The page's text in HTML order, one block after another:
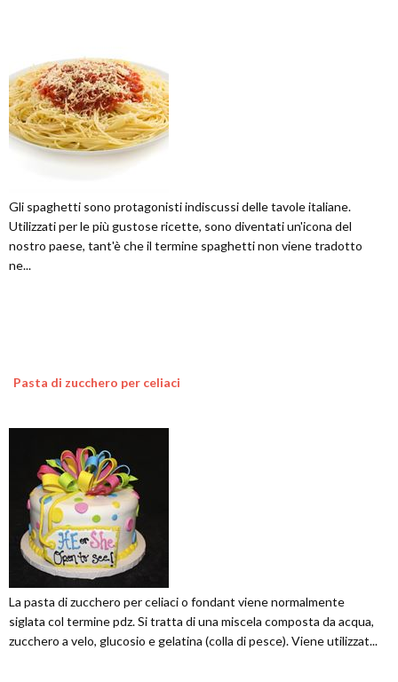
Gli spaghetti sono protagonisti indiscussi delle tavole italiane.
Utilizzati per le più gustose ricette, sono diventati un'icona del
nostro paese, tant'è che il termine spaghetti non viene tradotto
ne...
Pasta di zucchero per celiaci
La pasta di zucchero per celiaci o fondant viene normalmente
siglata col termine pdz. Si tratta di una miscela composta da acqua,
zucchero a velo, glucosio e gelatina (colla di pesce). Viene utilizzat...